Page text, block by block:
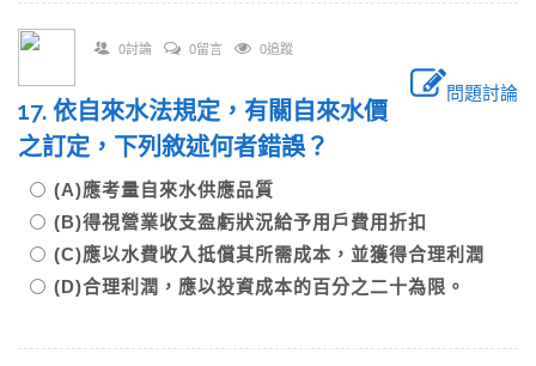
0討論 0留言 0追蹤
問題討論
17. 依自來水法規定，有關自來水價
之訂定，下列敘述何者錯誤？
(A)應考量自來水供應品質
(B)得視營業收支盈虧狀況給予用戶費用折扣
(C)應以水費收入抵償其所需成本，並獲得合理利潤
(D)合理利潤，應以投資成本的百分之二十為限。